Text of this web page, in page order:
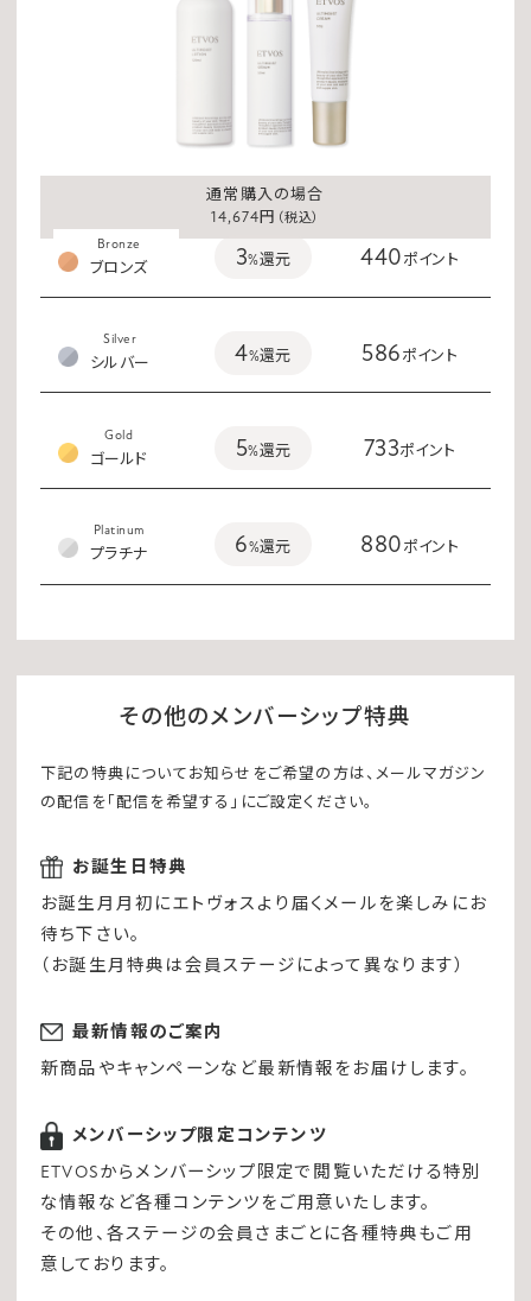
通常購入の場合
14,674円 （税込）
Bronze
ブロンズ 3%還元 440ポイント
Silver
シルバー 4%還元 586ポイント
Gold
ゴールド 5%還元 733ポイント
Platinum
プラチナ 6%還元 880ポイント
その他のメンバーシップ特典
下記の特典についてお知らせをご希望の方は、メールマガジン
の配信を「配信を希望する」にご設定ください。
お誕生日特典
お誕生月月初にエトヴォスより届くメールを楽しみにお
待ち下さい。
（お誕生月特典は会員ステージによって異なります）
最新情報のご案内
新商品やキャンペーンなど最新情報をお届けします。
メンバーシップ限定コンテンツ
ETVOSからメンバーシップ限定で閲覧いただける特別
な情報など各種コンテンツをご用意いたします。
その他、各ステージの会員さまごとに各種特典もご用
意しております。